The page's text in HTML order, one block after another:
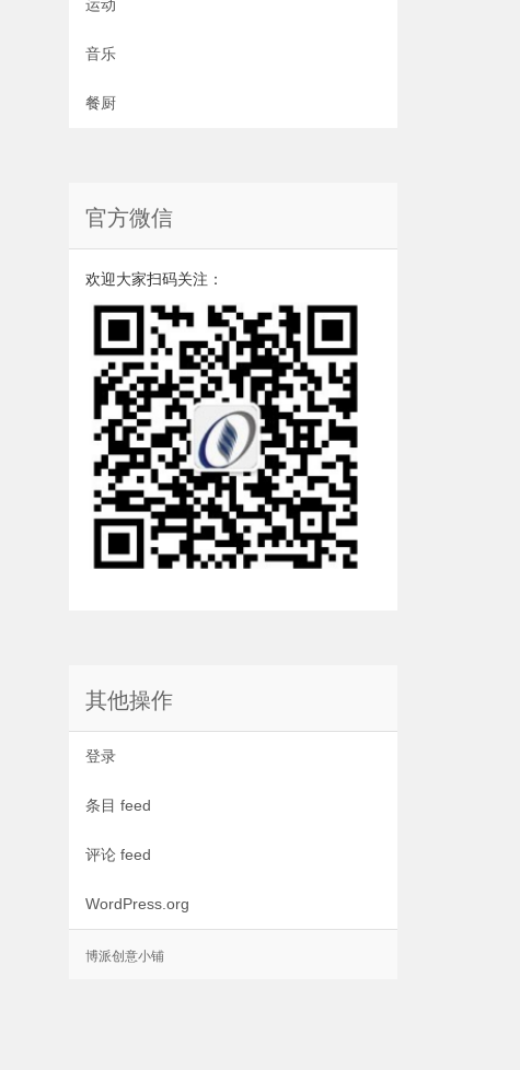
运动
音乐
餐厨
官方微信
欢迎大家扫码关注：
其他操作
登录
条目 feed
评论 feed
WordPress.org